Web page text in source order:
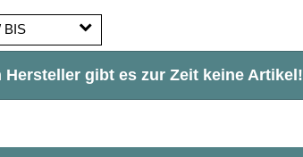
BIS
CHF
Hersteller gibt es zur Zeit keine Artikel!